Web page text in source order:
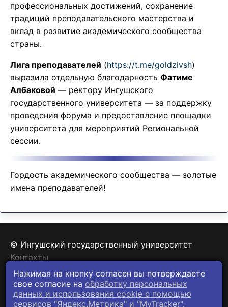
профессиональных достижений, сохранение
традиций преподавательского мастерства и
вклад в развитие академического сообщества
страны.
Лига преподавателей (https://t.me/goldzivsh)
выразила отдельную благодарность Фатиме
Албаковой — ректору Ингушского
государственного университета — за поддержку
проведения форума и предоставление площадки
университета для мероприятий Региональной
сессии.
Гордость академического сообщества — золотые
имена преподавателей!
© Ингушский государственный университет
Контакты
Политика конфиденциальности
Нажимая на кнопку согласен вы потверждаете
свое согласие на обработку персональных
данных и использования cookie c помощью
сервисов "Яндекс.Метрика" и "MyTracker".